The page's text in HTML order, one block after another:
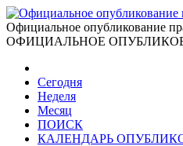
Официальное опубликование
ОФИЦИАЛЬНОЕ
Сегодня
Неделя
Месяц
ПОИСК
КАЛЕНДАРЬ